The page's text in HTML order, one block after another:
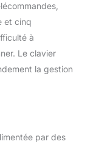
pour
de
et cinq
à
Le clavier
la gestion
par des